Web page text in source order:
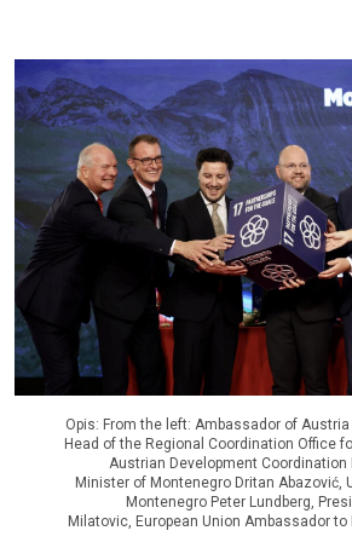
Opis: From the left: Ambassador of
Head of the Regional Coordination Office
Austrian Development Coordination
Minister of Montenegro Dritan Abazović,
Montenegro Peter Lundberg,
Milatovic, European Union Ambassador